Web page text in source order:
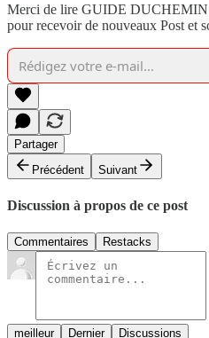
Merci de lire GUIDE DUCHEMIN
pour recevoir de nouveaux Post et
Partager
Précédent
Suivant
Discussion à propos de ce post
Commentaires Restacks
meilleur Dernier Discussions